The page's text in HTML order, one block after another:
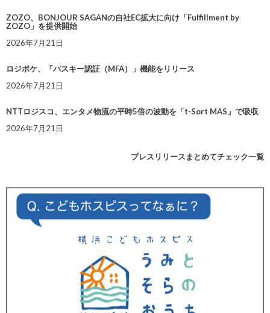
ZOZO、BONJOUR SAGANの自社EC拡大に向け「Fulfillment by
ZOZO」を提供開始
2026年7月21日
ロジポケ、「パスキー認証（MFA）」機能をリリース
2026年7月21日
NTTロジスコ、エンタメ物流の平時5倍の波動を「t-Sort MAS」で吸収
2026年7月21日
プレスリリースまとめてチェック一覧